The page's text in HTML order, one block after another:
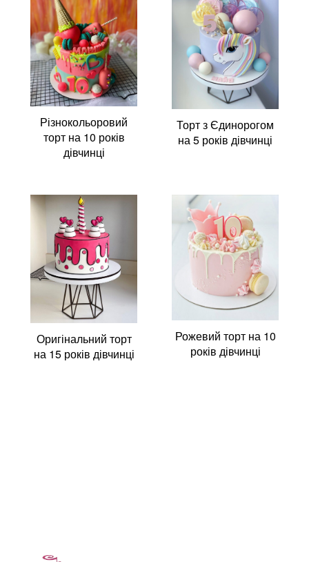
Різнокольоровий
торт на 10 років
дівчинці
Торт з Єдинорогом
на 5 років дівчинці
Оригінальний торт
на 15 років дівчинці
Рожевий торт на 10
років дівчинці